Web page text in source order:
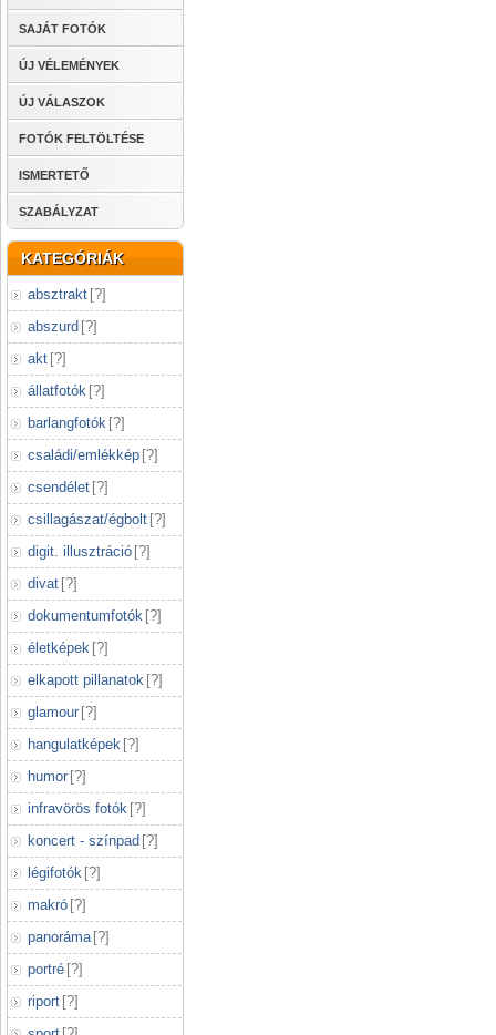
SAJÁT FOTÓK
ÚJ VÉLEMÉNYEK
ÚJ VÁLASZOK
FOTÓK FELTÖLTÉSE
ISMERTETŐ
SZABÁLYZAT
KATEGÓRIÁK
absztrakt [?]
abszurd [?]
akt [?]
állatfotók [?]
barlangfotók [?]
családi/emlékkép [?]
csendélet [?]
csillagászat/égbolt [?]
digit. illusztráció [?]
divat [?]
dokumentumfotók [?]
életképek [?]
elkapott pillanatok [?]
glamour [?]
hangulatképek [?]
humor [?]
infravörös fotók [?]
koncert - színpad [?]
légifotók [?]
makró [?]
panoráma [?]
portré [?]
riport [?]